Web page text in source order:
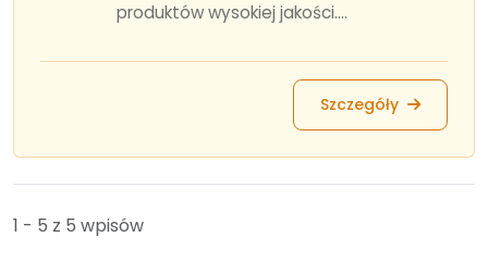
produktów wysokiej jakości....
Szczegóły
1 - 5 z 5 wpisów